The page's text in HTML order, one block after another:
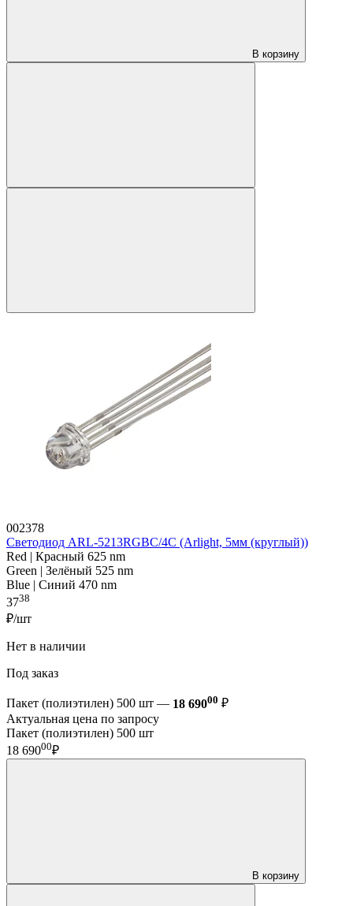
В корзину
002378
Светодиод ARL-5213RGBC/4C (Arlight, 5мм (круглый))
Red | Красный 625 nm
Green | Зелёный 525 nm
Blue | Синий 470 nm
3738
₽/шт
Нет в наличии
Под заказ
Пакет (полиэтилен) 500 шт — 18 69000 ₽
Актуальная цена по запросу
Пакет (полиэтилен) 500 шт
18 69000₽
В корзину